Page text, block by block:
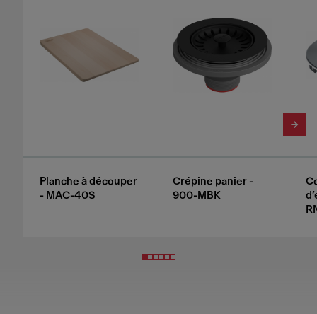
Planche à découper
- MAC-40S
Crépine panier -
900-MBK